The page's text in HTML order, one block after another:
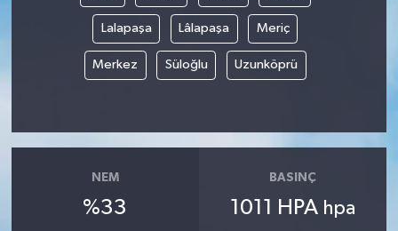
Lalapaşa Lâlapaşa Meriç
Merkez Süloğlu Uzunköprü
NEM
%33
BASINÇ
1011 HPA hpa